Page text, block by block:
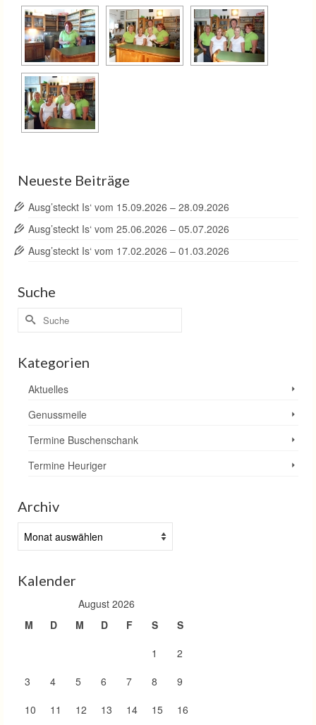
Neueste Beiträge
Ausg’steckt Is‘ vom 15.09.2026 – 28.09.2026
Ausg’steckt Is‘ vom 25.06.2026 – 05.07.2026
Ausg’steckt Is‘ vom 17.02.2026 – 01.03.2026
Suche
Suche
nach:
Kategorien
Aktuelles
Genussmeile
Termine Buschenschank
Termine Heuriger
Archiv
Kalender
August 2026
M
D M D F S
S
1
2
3
4 5 6 7 8
9
10
11 12 13 14 15 16